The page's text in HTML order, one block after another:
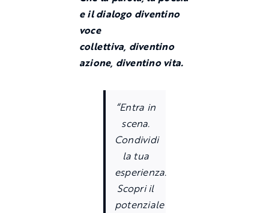
e il dialogo diventino
voce
collettiva, diventino
azione, diventino vita.
“Entra in
scena.
Condividi
la tua
esperienza.
Scopri il
potenziale